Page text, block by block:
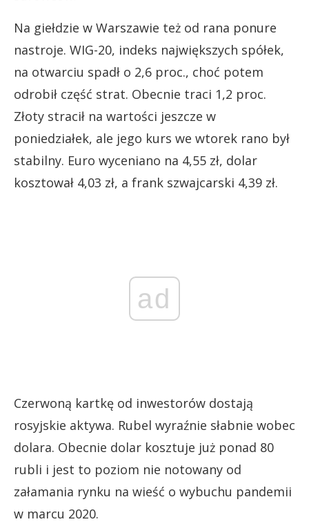
Na giełdzie w Warszawie też od rana ponure
nastroje. WIG-20, indeks największych spółek,
na otwarciu spadł o 2,6 proc., choć potem
odrobił część strat. Obecnie traci 1,2 proc.
Złoty stracił na wartości jeszcze w
poniedziałek, ale jego kurs we wtorek rano był
stabilny. Euro wyceniano na 4,55 zł, dolar
kosztował 4,03 zł, a frank szwajcarski 4,39 zł.
ad
Czerwoną kartkę od inwestorów dostają
rosyjskie aktywa. Rubel wyraźnie słabnie wobec
dolara. Obecnie dolar kosztuje już ponad 80
rubli i jest to poziom nie notowany od
załamania rynku na wieść o wybuchu pandemii
w marcu 2020.